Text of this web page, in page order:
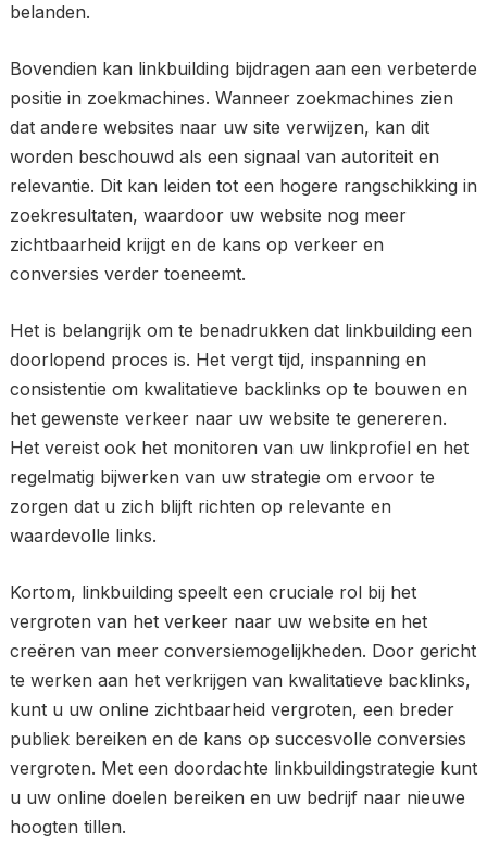
belanden.
Bovendien kan linkbuilding bijdragen aan een verbeterde
positie in zoekmachines. Wanneer zoekmachines zien
dat andere websites naar uw site verwijzen, kan dit
worden beschouwd als een signaal van autoriteit en
relevantie. Dit kan leiden tot een hogere rangschikking in
zoekresultaten, waardoor uw website nog meer
zichtbaarheid krijgt en de kans op verkeer en
conversies verder toeneemt.
Het is belangrijk om te benadrukken dat linkbuilding een
doorlopend proces is. Het vergt tijd, inspanning en
consistentie om kwalitatieve backlinks op te bouwen en
het gewenste verkeer naar uw website te genereren.
Het vereist ook het monitoren van uw linkprofiel en het
regelmatig bijwerken van uw strategie om ervoor te
zorgen dat u zich blijft richten op relevante en
waardevolle links.
Kortom, linkbuilding speelt een cruciale rol bij het
vergroten van het verkeer naar uw website en het
creëren van meer conversiemogelijkheden. Door gericht
te werken aan het verkrijgen van kwalitatieve backlinks,
kunt u uw online zichtbaarheid vergroten, een breder
publiek bereiken en de kans op succesvolle conversies
vergroten. Met een doordachte linkbuildingstrategie kunt
u uw online doelen bereiken en uw bedrijf naar nieuwe
hoogten tillen.